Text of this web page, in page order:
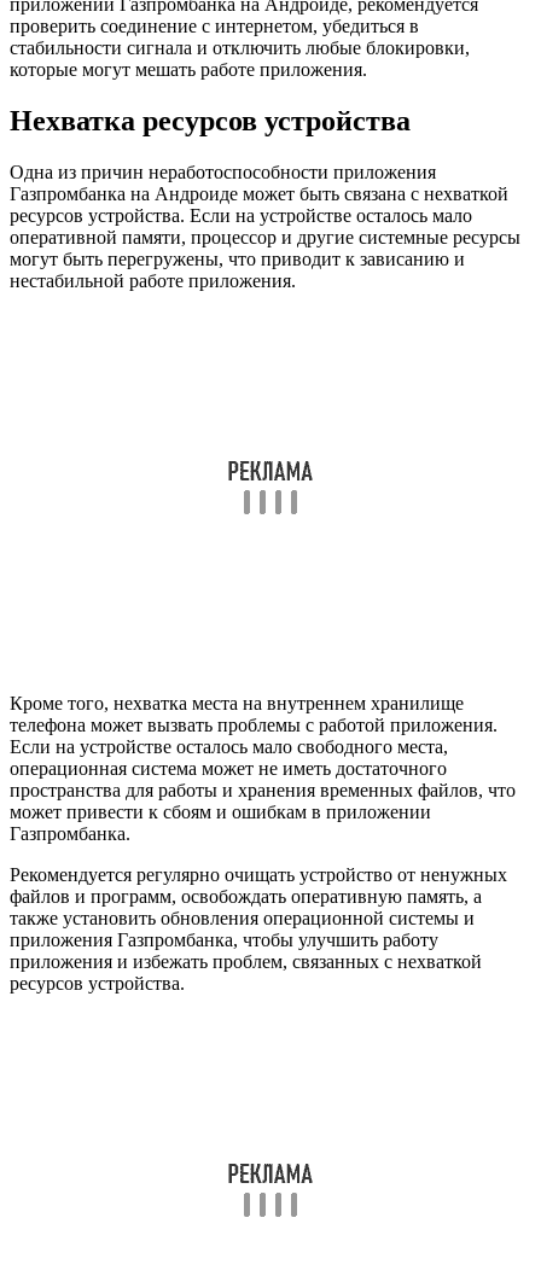
приложении Газпромбанка на Андроиде, рекомендуется
проверить соединение с интернетом, убедиться в
стабильности сигнала и отключить любые блокировки,
которые могут мешать работе приложения.
Нехватка ресурсов устройства
Одна из причин неработоспособности приложения
Газпромбанка на Андроиде может быть связана с нехваткой
ресурсов устройства. Если на устройстве осталось мало
оперативной памяти, процессор и другие системные ресурсы
могут быть перегружены, что приводит к зависанию и
нестабильной работе приложения.
Кроме того, нехватка места на внутреннем хранилище
телефона может вызвать проблемы с работой приложения.
Если на устройстве осталось мало свободного места,
операционная система может не иметь достаточного
пространства для работы и хранения временных файлов, что
может привести к сбоям и ошибкам в приложении
Газпромбанка.
Рекомендуется регулярно очищать устройство от ненужных
файлов и программ, освобождать оперативную память, а
также установить обновления операционной системы и
приложения Газпромбанка, чтобы улучшить работу
приложения и избежать проблем, связанных с нехваткой
ресурсов устройства.